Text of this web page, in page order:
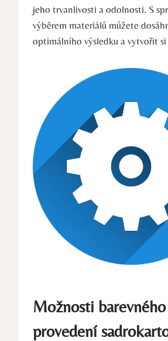
jeho trvanlivosti a odolnosti. S
výběrem materiálů můžete
optimálního výsledku a vytvořit si
Možnosti barevného
provedení